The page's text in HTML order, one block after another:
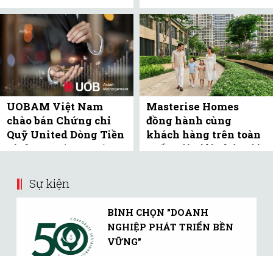
UOBAM Việt Nam
chào bán Chứng chỉ
Quỹ United Dòng Tiền
Linh Hoạt (UMMF) ra
Masterise Homes
đồng hành cùng
khách hàng trên toàn
quốc với giải pháp tài
Sự kiện
BÌNH CHỌN "DOANH
NGHIỆP PHÁT TRIỂN BỀN
VỮNG"